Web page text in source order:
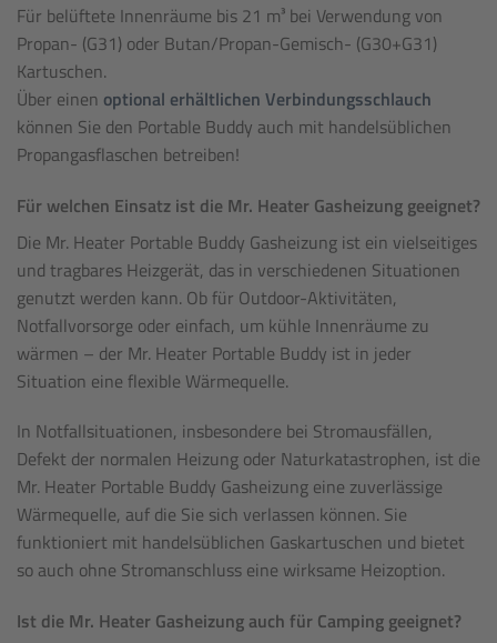
Für belüftete Innenräume bis 21 m³ bei Verwendung von
Propan- (G31) oder Butan/Propan-Gemisch- (G30+G31)
Kartuschen.
Über einen optional erhältlichen Verbindungsschlauch
können Sie den Portable Buddy auch mit handelsüblichen
Propangasflaschen betreiben!
Für welchen Einsatz ist die Mr. Heater Gasheizung geeignet?
Die Mr. Heater Portable Buddy Gasheizung ist ein vielseitiges
und tragbares Heizgerät, das in verschiedenen Situationen
genutzt werden kann. Ob für Outdoor-Aktivitäten,
Notfallvorsorge oder einfach, um kühle Innenräume zu
wärmen – der Mr. Heater Portable Buddy ist in jeder
Situation eine flexible Wärmequelle.
In Notfallsituationen, insbesondere bei Stromausfällen,
Defekt der normalen Heizung oder Naturkatastrophen, ist die
Mr. Heater Portable Buddy Gasheizung eine zuverlässige
Wärmequelle, auf die Sie sich verlassen können. Sie
funktioniert mit handelsüblichen Gaskartuschen und bietet
so auch ohne Stromanschluss eine wirksame Heizoption.
Ist die Mr. Heater Gasheizung auch für Camping geeignet?